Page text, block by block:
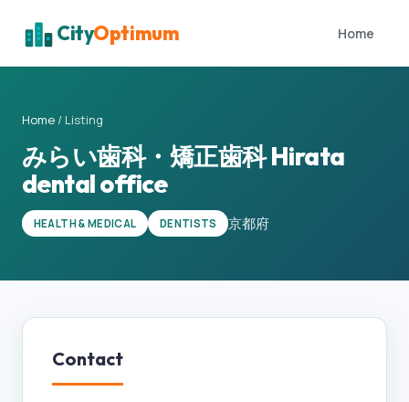
CityOptimum Home
Home / Listing
みらい歯科・矯正歯科 Hirata
dental office
HEALTH & MEDICAL DENTISTS 京都府
Contact